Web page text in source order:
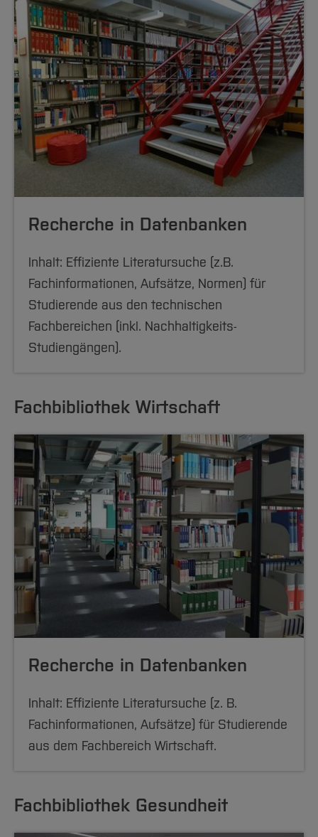
Recherche in Datenbanken
Inhalt: Effiziente Literatursuche (z.B.
Fachinformationen, Aufsätze, Normen) für
Studierende aus den technischen
Fachbereichen (inkl. Nachhaltigkeits-
Studiengängen).
Fachbibliothek Wirtschaft
Recherche in Datenbanken
Inhalt: Effiziente Literatursuche (z. B.
Fachinformationen, Aufsätze) für Studierende
aus dem Fachbereich Wirtschaft.
Fachbibliothek Gesundheit